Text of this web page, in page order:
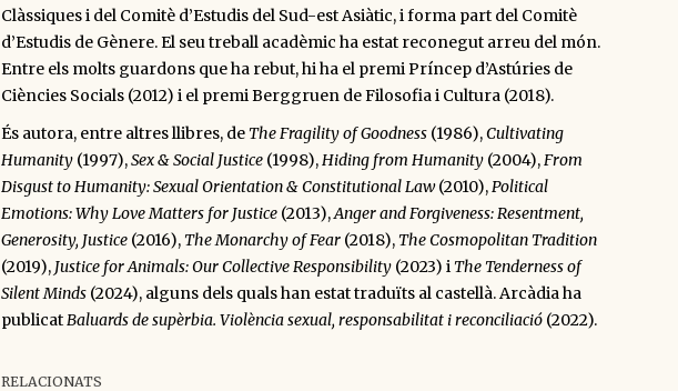
Clàssiques i del Comitè d’Estudis del Sud-est Asiàtic, i forma part del Comitè
d’Estudis de Gènere. El seu treball acadèmic ha estat reconegut arreu del món.
Entre els molts guardons que ha rebut, hi ha el premi Príncep d’Astúries de
Ciències Socials (2012) i el premi Berggruen de Filosofia i Cultura (2018).
És autora, entre altres llibres, de The Fragility of Goodness (1986),Cultivating
Humanity (1997),Sex & Social Justice (1998),Hiding from Humanity (2004),From
Disgust to Humanity: Sexual Orientation & Constitutional Law(2010),Political
Emotions: Why Love Matters for Justice (2013),Anger and Forgiveness: Resentment,
Generosity, Justice (2016), The Monarchy of Fear (2018), The Cosmopolitan Tradition
(2019), Justice for Animals: Our Collective Responsibility (2023) i The Tenderness of
Silent Minds (2024), alguns dels quals han estat traduïts al castellà. Arcàdia ha
publicatBaluards de supèrbia. Violència sexual, responsabilitat i reconciliació (2022).
RELACIONATS